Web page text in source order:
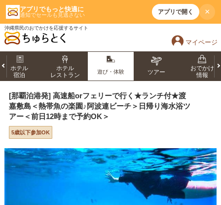
アプリでもっと快適に
通知でセールも見逃さない アプリで開く ×
沖縄県民のおでかけを応援するサイト
マイページ
ホテル
宿泊
ホテル
レストラン
遊び・体験 ツアー
おでかけ
情報
[那覇泊港発] 高速船orフェリーで行く★ランチ付★渡
嘉敷島＜熱帯魚の楽園♪阿波連ビーチ＞日帰り海水浴ツ
アー＜前日12時まで予約OK＞
5歳以下参加OK